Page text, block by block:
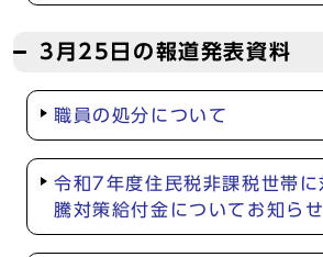
3月25日の報道発表資料
職員の処分について
令和7年度住民税非課税世帯に
騰対策給付金についてお知ら